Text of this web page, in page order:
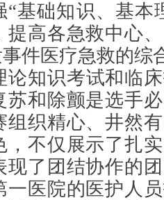
“基础知识、基本
提高各急救中心
件医疗急救的综
论知识考试和临
苏和除颤是选手
组织精心、井然
，不仅展示了扎
现了团结协作的
一医院的医护人